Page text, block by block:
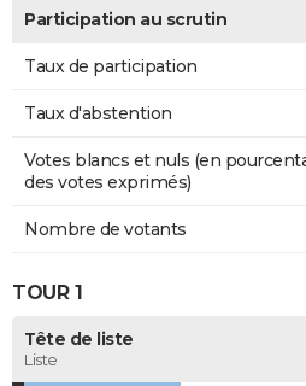
Participation au scrutin
Taux de participation
Taux d'abstention
Votes blancs et nuls (en
des votes exprimés)
Nombre de votants
TOUR 1
Tête de liste
Liste